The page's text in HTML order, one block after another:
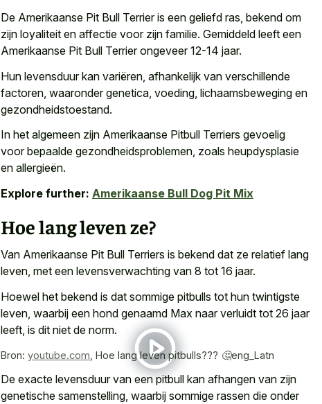
De Amerikaanse Pit Bull Terrier is een geliefd ras, bekend om
zijn loyaliteit en affectie voor zijn familie. Gemiddeld leeft een
Amerikaanse Pit Bull Terrier ongeveer 12-14 jaar.
Hun levensduur kan variëren, afhankelijk van verschillende
factoren, waaronder genetica, voeding, lichaamsbeweging en
gezondheidstoestand.
In het algemeen zijn Amerikaanse Pitbull Terriers gevoelig
voor bepaalde gezondheidsproblemen, zoals heupdysplasie
en allergieën.
Explore further: Amerikaanse Bull Dog Pit Mix
Hoe lang leven ze?
Van Amerikaanse Pit Bull Terriers is bekend dat ze relatief lang
leven, met een levensverwachting van 8 tot 16 jaar.
Hoewel het bekend is dat sommige pitbulls tot hun twintigste
leven, waarbij een hond genaamd Max naar verluidt tot 26 jaar
leeft, is dit niet de norm.
Bron: youtube.com Hoe lang leven pitbulls??? 🤔eng_Latn
De exacte levensduur van een pitbull kan afhangen van zijn
genetische samenstelling, waarbij sommige rassen die onder